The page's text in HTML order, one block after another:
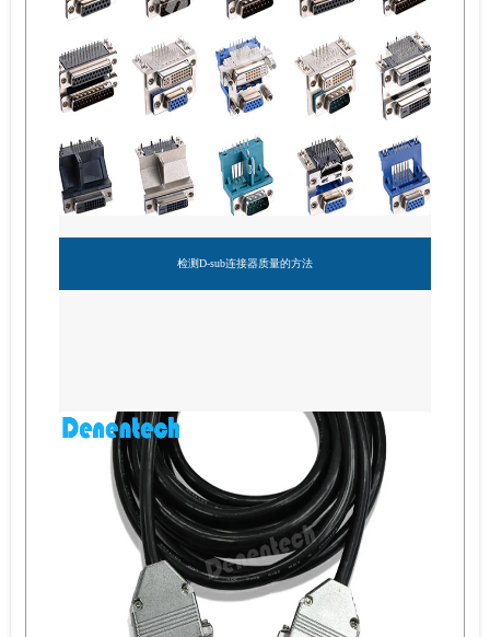
检测D-sub连接器质量的方法